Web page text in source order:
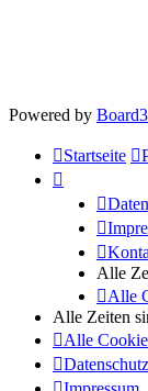
Powered by
Startseite
Alle
Alle
Alle Zeiten
Alle